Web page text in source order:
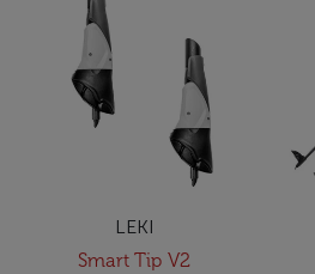
LEKI
Smart Tip V2